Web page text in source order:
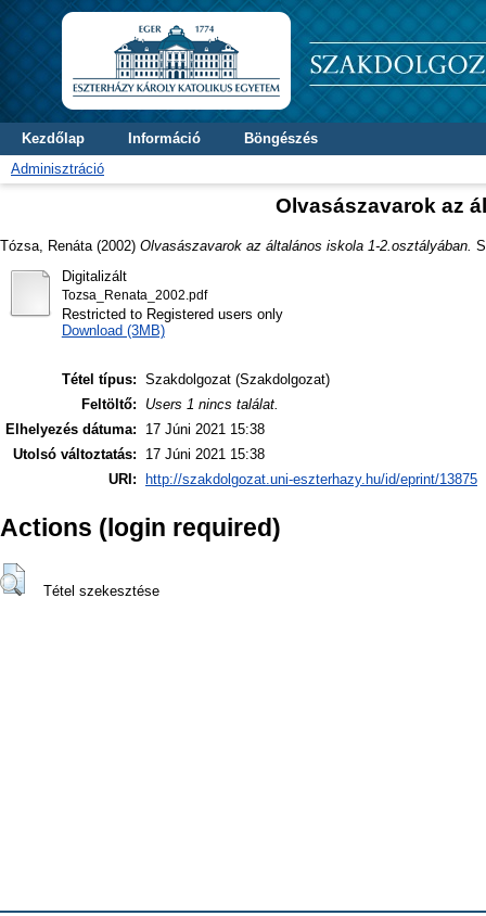
Kezdőlap Információ
Böngészés
Adminisztráció
Olvasászavarok az
Tózsa, Renáta (2002) Olvasászavarok az általános iskola 1-2.osztályában.
Digitalizált
Tozsa_Renata_2002.pdf
Restricted to Registered users only
Download (3MB)
Tétel típus: Szakdolgozat (Szakdolgozat)
Feltöltő:
Users 1 nincs találat.
Elhelyezés dátuma:
17 Júni 2021 15:38
Utolsó változtatás:
17 Júni 2021 15:38
URI:
http://szakdolgozat.uni-eszterhazy.hu/id/eprint/13875
Actions (login required)
Tétel szekesztése